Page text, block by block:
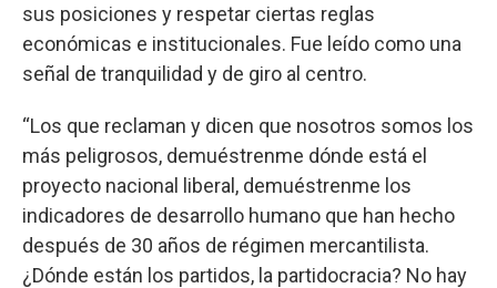
sus posiciones y respetar ciertas reglas
económicas e institucionales. Fue leído como una
señal de tranquilidad y de giro al centro.
“Los que reclaman y dicen que nosotros somos los
más peligrosos, demuéstrenme dónde está el
proyecto nacional liberal, demuéstrenme los
indicadores de desarrollo humano que han hecho
después de 30 años de régimen mercantilista.
¿Dónde están los partidos, la partidocracia? No hay